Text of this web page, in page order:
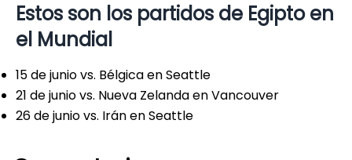
Estos son los partidos de Egipto en
el Mundial
15 de junio vs. Bélgica en Seattle
21 de junio vs. Nueva Zelanda en Vancouver
26 de junio vs. Irán en Seattle